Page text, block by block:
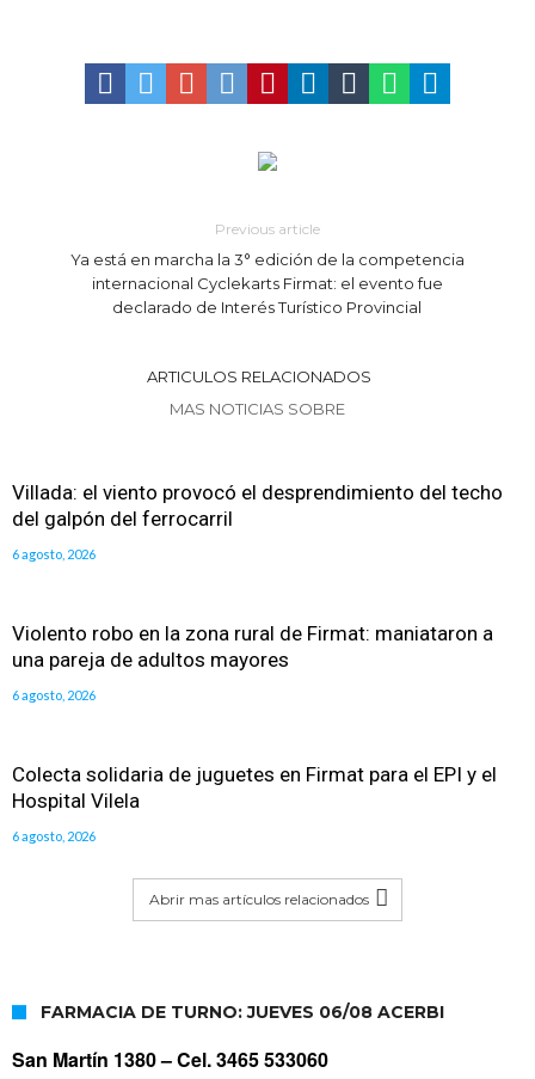
de Los Quirquinchos
Villada: evalúan obras preventivas ante posibles lluvias intensas
Previous article
Ya está en marcha la 3° edición de la competencia
internacional Cyclekarts Firmat: el evento fue
declarado de Interés Turístico Provincial
ARTICULOS RELACIONADOS
MAS NOTICIAS SOBRE
Villada: el viento provocó el desprendimiento del techo
del galpón del ferrocarril
6 agosto, 2026
Violento robo en la zona rural de Firmat: maniataron a
una pareja de adultos mayores
6 agosto, 2026
Colecta solidaria de juguetes en Firmat para el EPI y el
Hospital Vilela
6 agosto, 2026
Abrir mas artículos relacionados
FARMACIA DE TURNO: JUEVES 06/08 ACERBI
San Martín 1380 –Cel. 3465 533060